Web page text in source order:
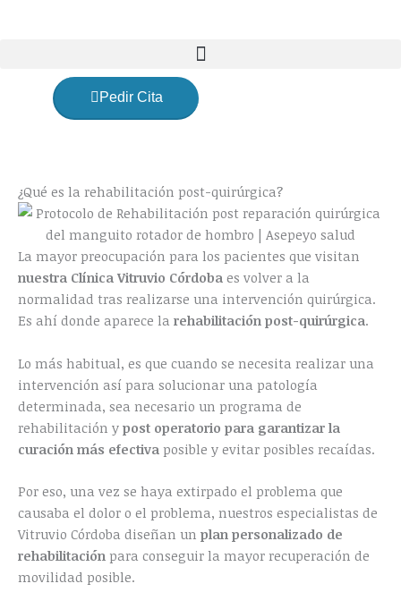
Pedir Cita
¿Qué es la rehabilitación post-quirúrgica?
La mayor preocupación para los pacientes que visitan
nuestra Clínica Vitruvio Córdoba es volver a la
normalidad tras realizarse una intervención quirúrgica.
Es ahí donde aparece la rehabilitación post-quirúrgica.
Lo más habitual, es que cuando se necesita realizar una
intervención así para solucionar una patología
determinada, sea necesario un programa de
rehabilitación y post operatorio para garantizar la
curación más efectiva posible y evitar posibles recaídas.
Por eso, una vez se haya extirpado el problema que
causaba el dolor o el problema, nuestros especialistas de
Vitruvio Córdoba diseñan un plan personalizado de
rehabilitación para conseguir la mayor recuperación de
movilidad posible.